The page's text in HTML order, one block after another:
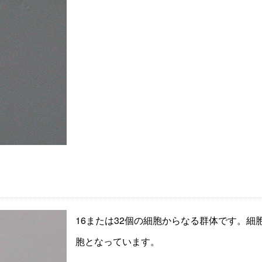
16または32個の細胞からなる群体です。
胞となっています。